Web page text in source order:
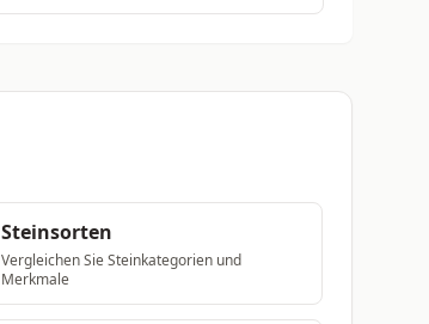
Steinsorten
Vergleichen Sie Steinkategorien und
Merkmale